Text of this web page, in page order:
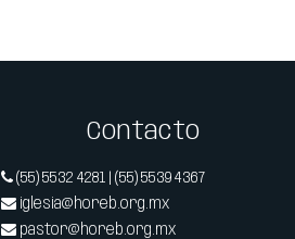
Contacto
(55) 5532 4281 | (55) 5539 4367
iglesia@horeb.org.mx
pastor@horeb.org.mx